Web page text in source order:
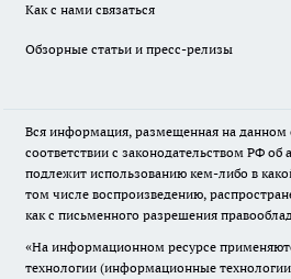
Как с нами связаться
Обзорные статьи и пресс-релизы
Вся информация, размещенная на данном
соответствии с законодательством РФ об
подлежит использованию кем-либо в
том числе воспроизведению,
как с письменного разрешения
«На информационном ресурсе
технологии (информационные